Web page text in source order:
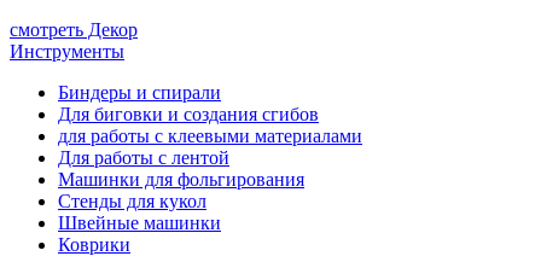
смотреть Декор
Инструменты
Биндеры и спирали
Для биговки и создания сгибов
для работы с клеевыми материалами
Для работы с лентой
Машинки для фольгирования
Стенды для кукол
Швейные машинки
Коврики